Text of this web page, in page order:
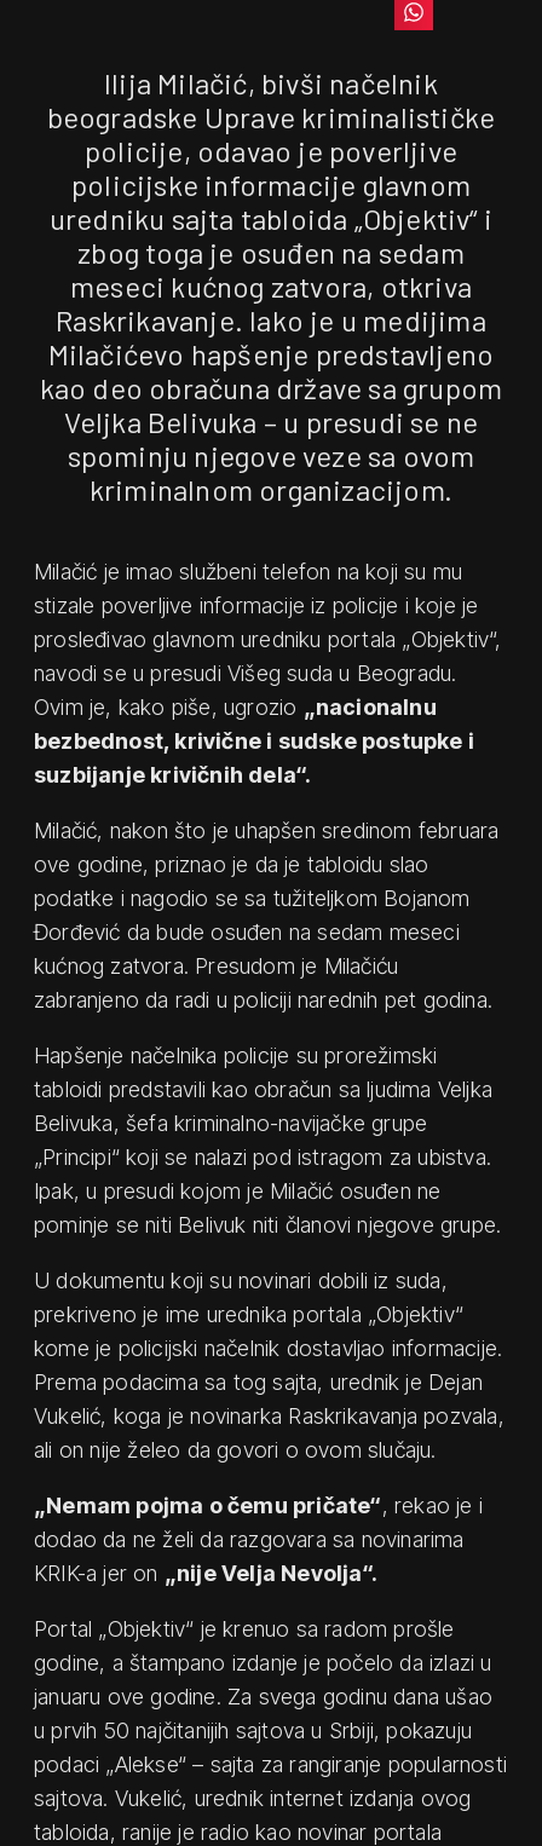
Ilija Milačić, bivši načelnik
beogradske Uprave kriminalističke
policije, odavao je poverljive
policijske informacije glavnom
uredniku sajta tabloida „Objektiv“ i
zbog toga je osuđen na sedam
meseci kućnog zatvora, otkriva
Raskrikavanje. Iako je u medijima
Milačićevo hapšenje predstavljeno
kao deo obračuna države sa grupom
Veljka Belivuka – u presudi se ne
spominju njegove veze sa ovom
kriminalnom organizacijom.
Milačić je imao službeni telefon na koji su mu
stizale poverljive informacije iz policije i koje je
prosleđivao glavnom uredniku portala „Objektiv“,
navodi se u presudi Višeg suda u Beogradu.
Ovim je, kako piše, ugrozio „nacionalnu
bezbednost, krivične i sudske postupke i
suzbijanje krivičnih dela“.
Milačić, nakon što je uhapšen sredinom februara
ove godine, priznao je da je tabloidu slao
podatke i nagodio se sa tužiteljkom Bojanom
Đorđević da bude osuđen na sedam meseci
kućnog zatvora. Presudom je Milačiću
zabranjeno da radi u policiji narednih pet godina.
Hapšenje načelnika policije su prorežimski
tabloidi predstavili kao obračun sa ljudima Veljka
Belivuka, šefa kriminalno-navijačke grupe
„Principi“ koji se nalazi pod istragom za ubistva.
Ipak, u presudi kojom je Milačić osuđen ne
pominje se niti Belivuk niti članovi njegove grupe.
U dokumentu koji su novinari dobili iz suda,
prekriveno je ime urednika portala „Objektiv“
kome je policijski načelnik dostavljao informacije.
Prema podacima sa tog sajta, urednik je Dejan
Vukelić, koga je novinarka Raskrikavanja pozvala,
ali on nije želeo da govori o ovom slučaju.
„Nemam pojma o čemu pričate“, rekao je i
dodao da ne želi da razgovara sa novinarima
KRIK-a jer on „nije Velja Nevolja“.
Portal „Objektiv“ je krenuo sa radom prošle
godine, a štampano izdanje je počelo da izlazi u
januaru ove godine. Za svega godinu dana ušao
u prvih 50 najčitanijih sajtova u Srbiji, pokazuju
podaci „Alekse“ – sajta za rangiranje popularnosti
sajtova. Vukelić, urednik internet izdanja ovog
tabloida, ranije je radio kao novinar portala